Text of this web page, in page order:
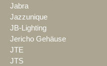
Jabra
Jazzunique
JB-Lighting
Jericho Gehäuse
JTE
JTS